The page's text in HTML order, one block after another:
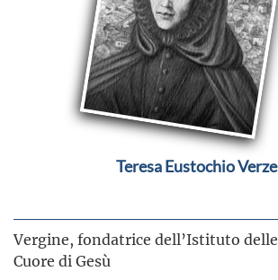
Teresa Eustochio
Vergine, fondatrice dell’Istituto
Cuore di Gesù